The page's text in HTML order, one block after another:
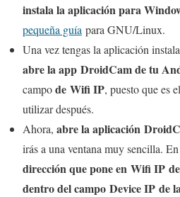
instala la aplicación para
pequeña guía para GNU/Linux.
Una vez tengas la aplicación
abre la app DroidCam de tu
campode Wifi IP, puesto que es
utilizar después.
Ahora, abre la aplicación
irás a una ventana muy sencilla.
dirección que pone en Wifi IP
dentro del campo Device IP de